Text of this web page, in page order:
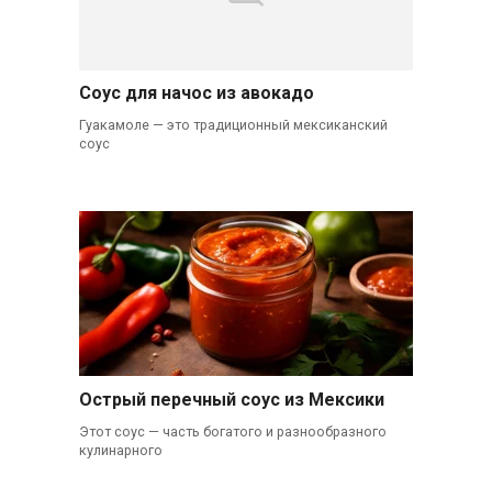
Соус для начос из авокадо
Гуакамоле — это традиционный мексиканский
соус
Острый перечный соус из Мексики
Этот соус — часть богатого и разнообразного
кулинарного